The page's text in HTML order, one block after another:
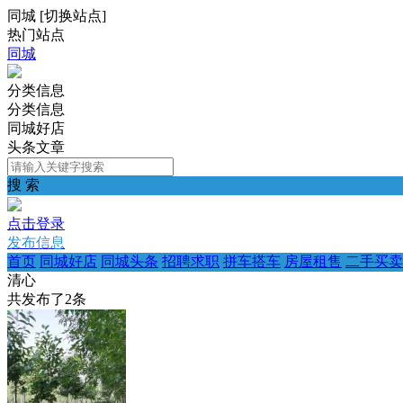
同城 [切换站点]
热门站点
同城
分类信息
分类信息
同城好店
头条文章
搜 索
点击登录
发布信息
首页 同城好店 同城头条 招聘求职 拼车搭车 房屋租售 二手买卖
清心
共发布了2条